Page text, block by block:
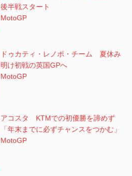
後半戦スタート
MotoGP
ドゥカティ・レノボ・チーム 夏休み
明け初戦の英国GPへ
MotoGP
アコスタ KTMでの初優勝を諦めず
「年末までに必ずチャンスをつかむ」
MotoGP